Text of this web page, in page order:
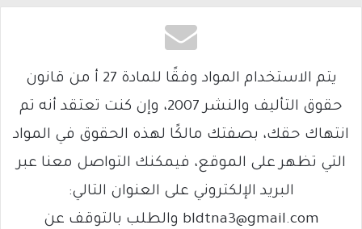
يتم الاستخدام المواد وفقًا للمادة 27 أ من قانون
حقوق التأليف والنشر 2007، وإن كنت تعتقد أنه تم
انتهاك حقك، بصفتك مالكًا لهذه الحقوق في المواد
التي تظهر على الموقع، فيمكنك التواصل معنا عبر
البريد الإلكتروني على العنوان التالي:
bldtna3@gmail.com والطلب بالتوقف عن